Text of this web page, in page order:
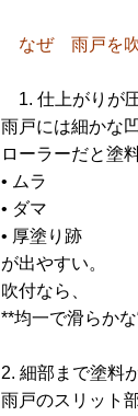
なぜ 雨戸を吹
1. 仕上がりが
雨戸には細かな
ローラーだと塗
• ムラ
• ダマ
• 厚塗り跡
が出やすい。
吹付なら、
**均一で滑らかな
2. 細部まで塗料
雨戸のスリット